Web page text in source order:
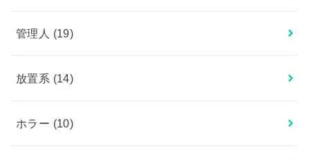
管理人 (19)
放置系 (14)
ホラー (10)